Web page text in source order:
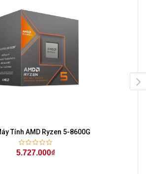
Tính AMD Ryzen 5-8600G
5.727.000₫